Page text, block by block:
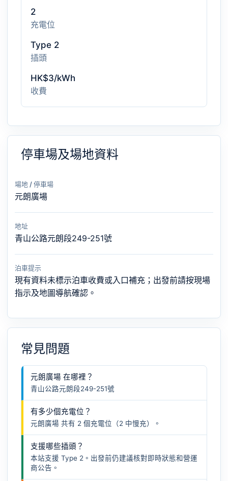
2
充電位
Type 2
插頭
HK$3/kWh
收費
停車場及場地資料
場地 / 停車場
元朗廣場
地址
青山公路元朗段249-251號
泊車提示
現有資料未標示泊車收費或入口補充；出發前請按現場
指示及地圖導航確認。
常見問題
元朗廣場 在哪裡？
青山公路元朗段249-251號
有多少個充電位？
元朗廣場 共有 2 個充電位（2 中慢充）。
支援哪些插頭？
本站支援 Type 2。出發前仍建議核對即時狀態和營運
商公告。